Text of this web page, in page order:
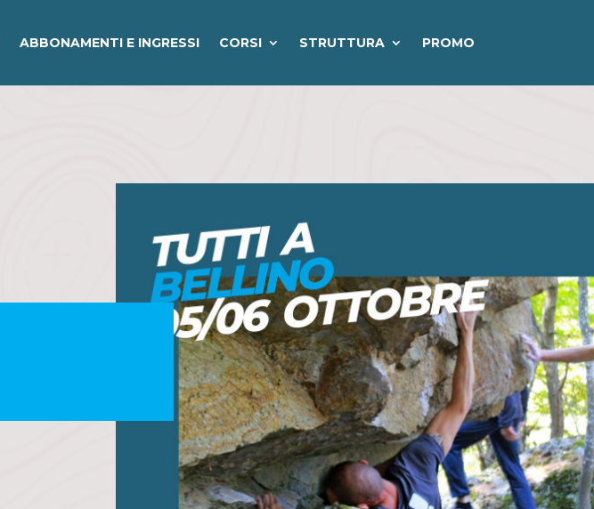
ABBONAMENTI E INGRESSI CORSI STRUTTURA PROMO